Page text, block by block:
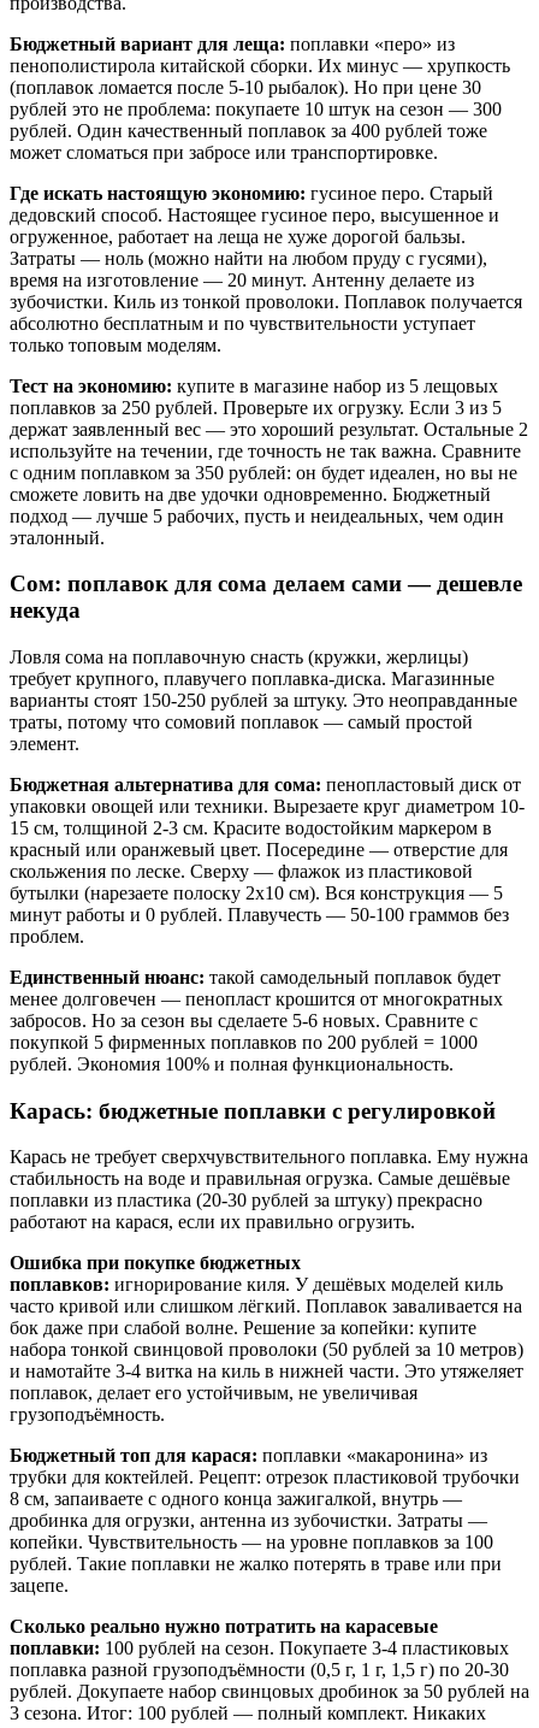
Бюджетный вариант для леща: поплавки «перо» из
пенополистирола китайской сборки. Их минус — хрупкость
(поплавок ломается после 5-10 рыбалок). Но при цене 30
рублей это не проблема: покупаете 10 штук на сезон — 300
рублей. Один качественный поплавок за 400 рублей тоже
может сломаться при забросе или транспортировке.
Где искать настоящую экономию: гусиное перо. Старый
дедовский способ. Настоящее гусиное перо, высушенное и
огруженное, работает на леща не хуже дорогой бальзы.
Затраты — ноль (можно найти на любом пруду с гусями),
время на изготовление — 20 минут. Антенну делаете из
зубочистки. Киль из тонкой проволоки. Поплавок получается
абсолютно бесплатным и по чувствительности уступает
только топовым моделям.
Тест на экономию: купите в магазине набор из 5 лещовых
поплавков за 250 рублей. Проверьте их огрузку. Если 3 из 5
держат заявленный вес — это хороший результат. Остальные 2
используйте на течении, где точность не так важна. Сравните
с одним поплавком за 350 рублей: он будет идеален, но вы не
сможете ловить на две удочки одновременно. Бюджетный
подход — лучше 5 рабочих, пусть и неидеальных, чем один
эталонный.
Сом: поплавок для сома делаем сами — дешевле
некуда
Ловля сома на поплавочную снасть (кружки, жерлицы)
требует крупного, плавучего поплавка-диска. Магазинные
варианты стоят 150-250 рублей за штуку. Это неоправданные
траты, потому что сомовий поплавок — самый простой
элемент.
Бюджетная альтернатива для сома: пенопластовый диск от
упаковки овощей или техники. Вырезаете круг диаметром 10-
15 см, толщиной 2-3 см. Красите водостойким маркером в
красный или оранжевый цвет. Посередине — отверстие для
скольжения по леске. Сверху — флажок из пластиковой
бутылки (нарезаете полоску 2х10 см). Вся конструкция — 5
минут работы и 0 рублей. Плавучесть — 50-100 граммов без
проблем.
Единственный нюанс: такой самодельный поплавок будет
менее долговечен — пенопласт крошится от многократных
забросов. Но за сезон вы сделаете 5-6 новых. Сравните с
покупкой 5 фирменных поплавков по 200 рублей = 1000
рублей. Экономия 100% и полная функциональность.
Карась: бюджетные поплавки с регулировкой
Карась не требует сверхчувствительного поплавка. Ему нужна
стабильность на воде и правильная огрузка. Самые дешёвые
поплавки из пластика (20-30 рублей за штуку) прекрасно
работают на карася, если их правильно огрузить.
Ошибка при покупке бюджетных
поплавков: игнорирование киля. У дешёвых моделей киль
часто кривой или слишком лёгкий. Поплавок заваливается на
бок даже при слабой волне. Решение за копейки: купите
набора тонкой свинцовой проволоки (50 рублей за 10 метров)
и намотайте 3-4 витка на киль в нижней части. Это утяжеляет
поплавок, делает его устойчивым, не увеличивая
грузоподъёмность.
Бюджетный топ для карася: поплавки «макаронина» из
трубки для коктейлей. Рецепт: отрезок пластиковой трубочки
8 см, запаиваете с одного конца зажигалкой, внутрь —
дробинка для огрузки, антенна из зубочистки. Затраты —
копейки. Чувствительность — на уровне поплавков за 100
рублей. Такие поплавки не жалко потерять в траве или при
зацепе.
Сколько реально нужно потратить на карасевые
поплавки: 100 рублей на сезон. Покупаете 3-4 пластиковых
поплавка разной грузоподъёмности (0,5 г, 1 г, 1,5 г) по 20-30
рублей. Докупаете набор свинцовых дробинок за 50 рублей на
3 сезона. Итог: 100 рублей — полный комплект. Никаких